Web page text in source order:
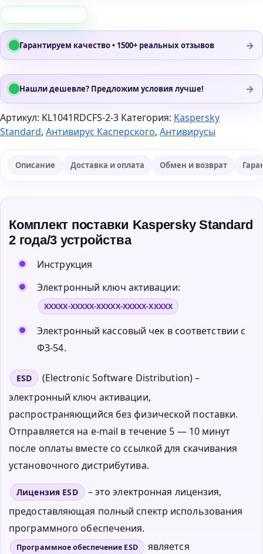
Гарантируем качество • 1500+ реальных отзывов →
Нашли дешевле? Предложим условия лучше! →
Артикул: KL1041RDCFS-2-3 Категория: Kaspersky
Standard, Антивирус Касперского, Антивирусы
Описание Доставка и оплата Обмен и возврат
Комплект поставки Kaspersky Standard
2 года/3 устройства
Инструкция
Электронный ключ активации:
XXXXX-XXXXX-XXXXX-XXXXX-XXXXX
Электронный кассовый чек в соответствии с
ФЗ-54.
ESD
(Electronic Software Distribution) –
электронный ключ активации,
распространяющийся без физической поставки.
Отправляется на e-mail в течение 5 — 10 минут
после оплаты вместе со ссылкой для скачивания
установочного дистрибутива.
Лицензия ESD
– это электронная лицензия,
предоставляющая полный спектр использования
программного обеспечения.
Программное обеспечение ESD
является